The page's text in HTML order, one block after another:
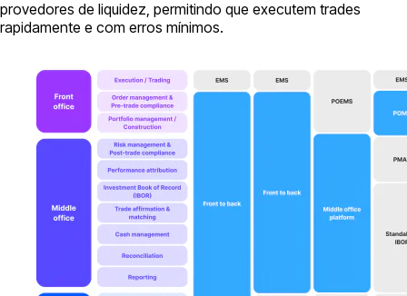
provedores de liquidez, permitindo que executem trades
rapidamente e com erros mínimos.